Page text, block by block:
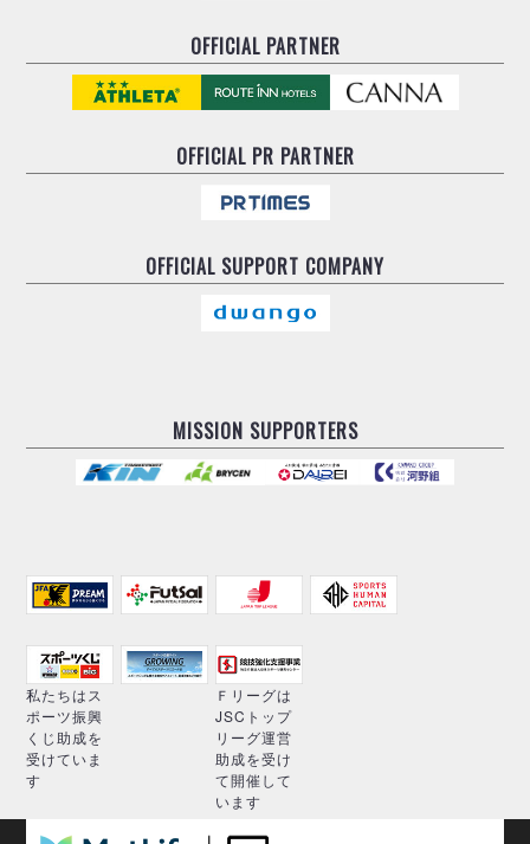
OFFICIAL PARTNER
OFFICIALPR PARTNER
OFFICIAL SUPPORT COMPANY
MISSION SUPPORTERS
私たちはス
ポーツ振興
くじ助成を
受けていま
す
Ｆリーグは
JSCトップ
リーグ運営
助成を受け
て開催して
います